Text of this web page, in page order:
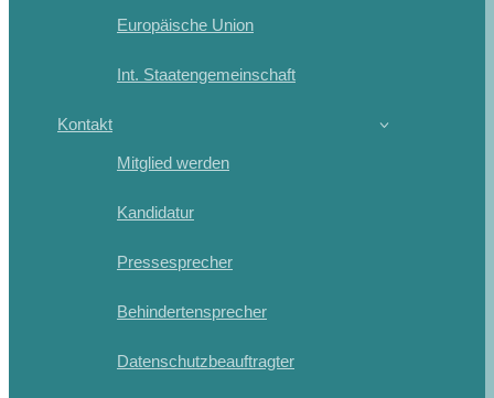
Europäische Union
Int. Staatengemeinschaft
Kontakt
Mitglied werden
Kandidatur
Pressesprecher
Behindertensprecher
Datenschutzbeauftragter